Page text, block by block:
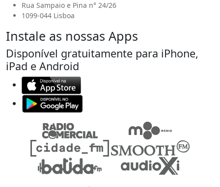
Rua Sampaio e Pina n° 24/26
1099-044 Lisboa
Instale as nossas Apps
Disponível gratuitamente para iPhone,
iPad e Android